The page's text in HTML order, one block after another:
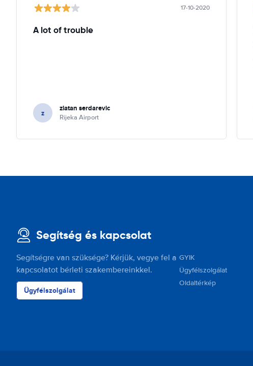
17-10-2020
A lot of trouble
z zlatan serdarevic
Rijeka Airport
Segítség és kapcsolat
Segítségre van szüksége? Kérjük, vegye fel a
kapcsolatot bérleti szakembereinkkel.
Ügyfélszolgálat
GYIK
Ügyfélszolgálat
Oldaltérkép